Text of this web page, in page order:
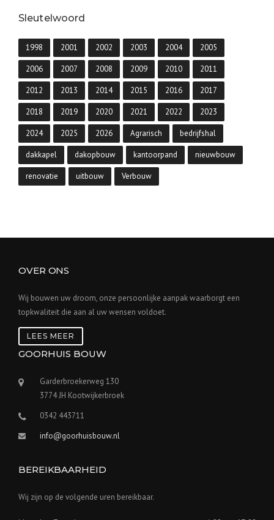
Sleutelwoord
1998 2001 2002 2003 2004 2005
2006 2007 2008 2009 2010 2011
2012 2013 2014 2015 2016 2017
2018 2019 2020 2021 2022 2023
2024 2025 2026 Agrarisch bedrijfshal
dakkapel dakopbouw kantoorpand nieuwbouw
renovatie uitbouw Verbouw
OVER ONS
Wij bouwen uw droom, onze persoonlijke aanpak waarborgt een
topkwaliteit die aan al uw wensen voldoet.
LEES MEER
GOORHUIS BOUW
Garderbroekerweg 130
3774 JH Kootwijkerbroek
0342 443711
info@goorhuisbouw.nl
BEREIKBAARHEID
Wij zijn op de volgende uren bereikbaar.